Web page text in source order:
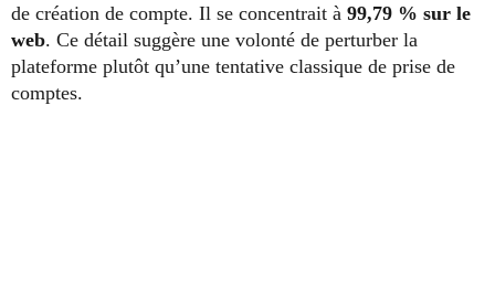
de création de compte. Il se concentrait à 99,79 % sur le
web. Ce détail suggère une volonté de perturber la
plateforme plutôt qu’une tentative classique de prise de
comptes.